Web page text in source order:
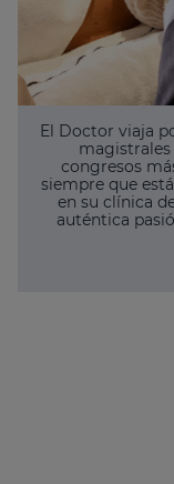
El Doctor viaja
congresos
siempre que
en su clínica
auténtica